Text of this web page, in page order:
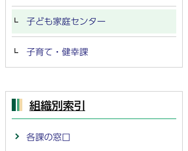
子ども家庭センター
子育て・健幸課
組織別索引
各課の窓口